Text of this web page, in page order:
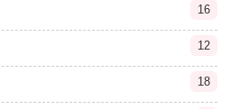
16
12
18